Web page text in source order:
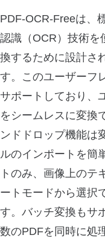
PDF-OCR-Freeは、
認識（OCR）技術を
換するために設計さ
す。このユーザーフ
サポートしており、
をシームレスに変換
ンドドロップ機能は
ルのインポートを簡
トのみ、画像上のテ
ートモードから選択
す。バッチ変換もサ
数のPDFを同時に処